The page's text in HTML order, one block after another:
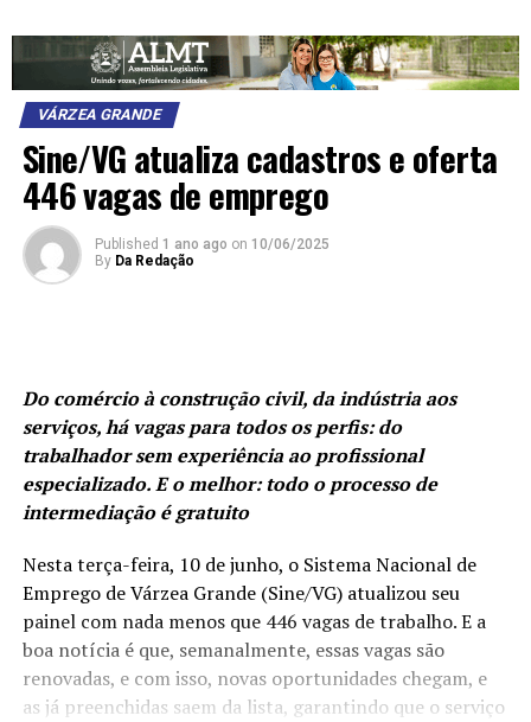
VÁRZEA GRANDE
Sine/VG atualiza cadastros e oferta
446 vagas de emprego
Published 1 ano ago on 10/06/2025
By Da Redação
Do comércio à construção civil, da indústria aos
serviços, há vagas para todos os perfis: do
trabalhador sem experiência ao profissional
especializado. E o melhor: todo o processo de
intermediação é gratuito
Nesta terça-feira, 10 de junho, o Sistema Nacional de
Emprego de Várzea Grande (Sine/VG) atualizou seu
painel com nada menos que 446 vagas de trabalho. E a
boa notícia é que, semanalmente, essas vagas são
renovadas, e com isso, novas oportunidades chegam, e
as já preenchidas saem da lista, garantindo que o serviço